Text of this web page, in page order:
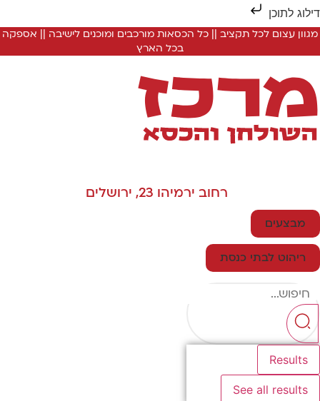
לתוכן
מגוון עצום לכל תקציב || כל הכסאות מורכבים ומוכנים לישיבה || אספקה
בכל הארץ
רחוב ירמיהו 23, ירושלים
מבצעים
ריהוט לבתי כנסת
Results
See all results